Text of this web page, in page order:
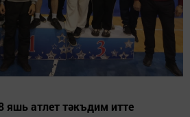
яшь атлет тәкъдим итте